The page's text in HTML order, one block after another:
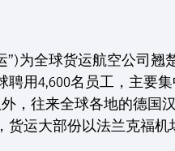
”)为全球货运航空公司
用4,600名员工，主要
，往来全球各地的德国
运大部份以法兰克福